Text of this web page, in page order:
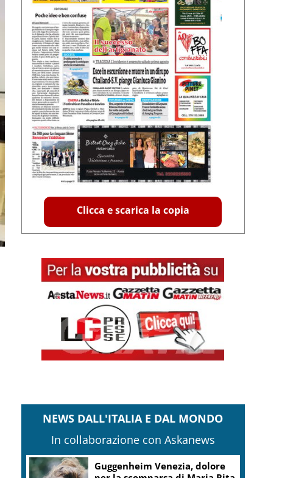
Clicca e scarica la copia
NEWS DALL'ITALIA E DAL MONDO
In collaborazione con Askanews
Guggenheim Venezia, dolore